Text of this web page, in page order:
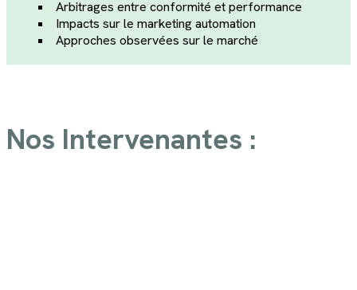
Arbitrages entre conformité et performance
Impacts sur le marketing automation
Approches observées sur le marché
Nos Intervenantes :